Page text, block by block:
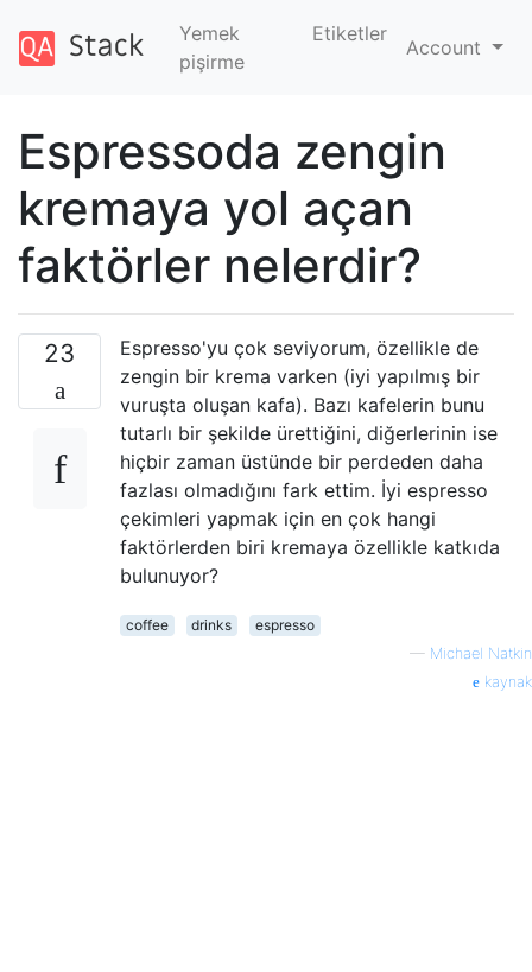
Yemek
pişirme
Etiketler
Account
Espressoda zengin
kremaya yol açan
faktörler nelerdir?
23
Espresso'yu çok seviyorum, özellikle de
zengin bir krema varken (iyi yapılmış bir
vuruşta oluşan kafa). Bazı kafelerin bunu
tutarlı bir şekilde ürettiğini, diğerlerinin ise
hiçbir zaman üstünde bir perdeden daha
fazlası olmadığını fark ettim. İyi espresso
çekimleri yapmak için en çok hangi
faktörlerden biri kremaya özellikle katkıda
bulunuyor?
coffee drinks
espresso
— Michael Natkin
kaynak